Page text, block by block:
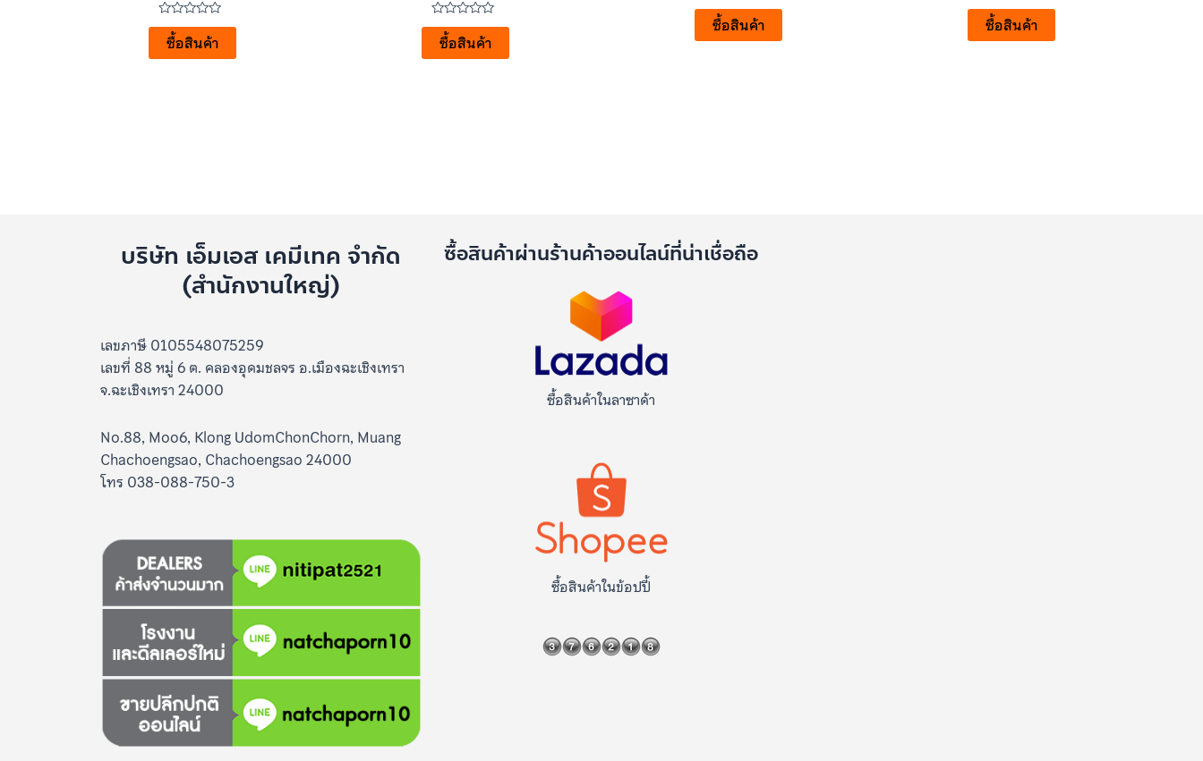
ให้
คะแนน
ตั้งแต่
ซื้อสินค้า
ให้
คะแนน
ตั้งแต่
ซื้อสินค้า
ให้
คะแนน
ตั้งแต่
ซื้อสินค้า
ให้
คะแนน
ตั้งแต่
ซื้อสินค้า
บริษัท เอ็มเอส เคมีเทค จำกัด
(สำนักงานใหญ่)
เลขภาษี 0105548075259
เลขที่ 88 หมู่ 6 ต. คลองอุดมชลจร อ.เมืองฉะเชิงเทรา
จ.ฉะเชิงเทรา 24000
No.88, Moo6, Klong UdomChonChorn, Muang
Chachoengsao, Chachoengsao 24000
โทร 038-088-750-3
ซื้อสินค้าผ่านร้านค้าออนไลน์ที่น่าเชื่อถือ
ซื้อสินค้าในลาซาด้า
ซื้อสินค้าในข้อปปี้